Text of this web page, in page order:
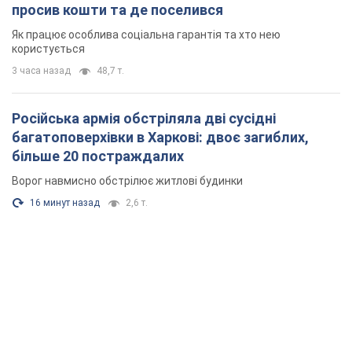
просив кошти та де поселився
Як працює особлива соціальна гарантія та хто нею
користується
3 часа назад 48,7 т.
Російська армія обстріляла дві сусідні
багатоповерхівки в Харкові: двоє загиблих,
більше 20 постраждалих
Ворог навмисно обстрілює житлові будинки
16 минут назад 2,6 т.